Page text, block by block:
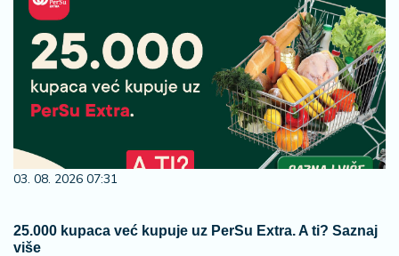
03. 08. 2026 07:31
25.000 kupaca već kupuje uz PerSu Extra. A ti? Saznaj
više